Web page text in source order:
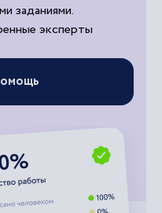
заданиями.
эксперты